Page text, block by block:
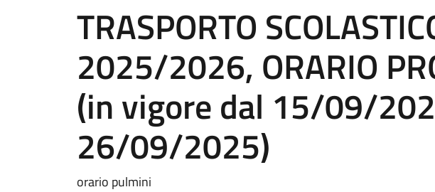
TRASPORTO
2025/2026, ORARIO
(in vigore dal 15/09/
26/09/2025)
orario pulmini